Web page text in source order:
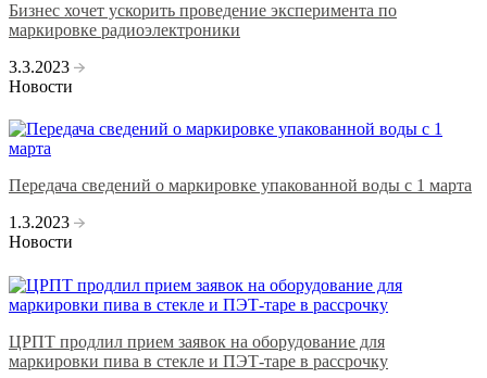
Бизнес хочет ускорить проведение эксперимента по
маркировке радиоэлектроники
3.3.2023
Новости
Передача сведений о маркировке упакованной воды с 1 марта
1.3.2023
Новости
ЦРПТ продлил прием заявок на оборудование для
маркировки пива в стекле и ПЭТ-таре в рассрочку